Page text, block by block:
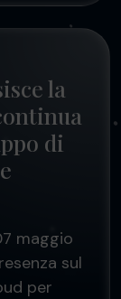
la
di
maggio
sul
per